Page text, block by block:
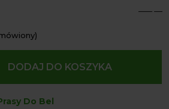
5
DODAJ DO KOSZYKA
Do Bel